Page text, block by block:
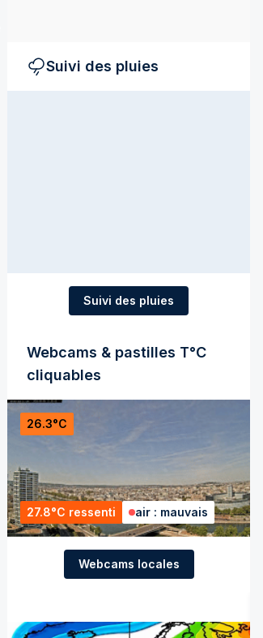
Suivi des pluies
Suivi des pluies
Webcams & pastilles T°C
cliquables
26.3°C
27.8°C ressenti air : mauvais
Webcams locales